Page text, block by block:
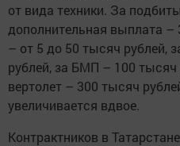
от вида техники. За
дополнительная выплата
– от 5 до 50 тысяч рублей,
рублей, за БМП – 100 тысяч
вертолет – 300 тысяч
увеличивается вдвое.
Контрактников в